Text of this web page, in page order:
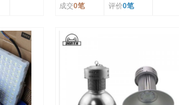
成交0笔 评价0笔